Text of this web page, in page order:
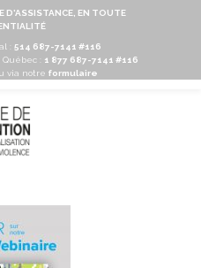
D'ASSISTANCE, EN TOUTE
: 514 687-7141 #116
:
1 877 687-7141 #116
via notre formulaire